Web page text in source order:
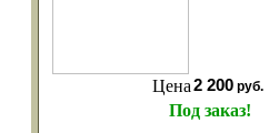
Цена2 200 руб.
Под заказ!